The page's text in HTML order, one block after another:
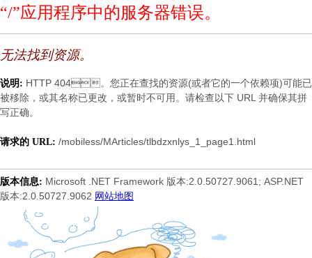
“/”应用程序中的服务器错误。
无法找到资源。
说明: HTTP 404。您正在查找的资源(或者它的一个依赖项)可能已
被移除，或其名称已更改，或暂时不可用。请检查以下 URL 并确保其拼
写正确。
请求的 URL: /mobiless/MArticles/tlbdzxnlys_1_page1.html
版本信息: Microsoft .NET Framework 版本:2.0.50727.9061; ASP.NET
版本:2.0.50727.9062 网站地图